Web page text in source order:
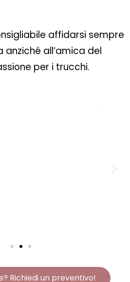
affidarsi sempre
anziché all’amica del
per i trucchi.
Richiedi un preventivo!